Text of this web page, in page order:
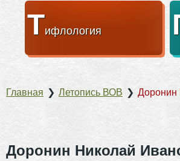
Тифлология
Главная ❯ Летопись ВОВ ❯ Доронин
Доронин Николай